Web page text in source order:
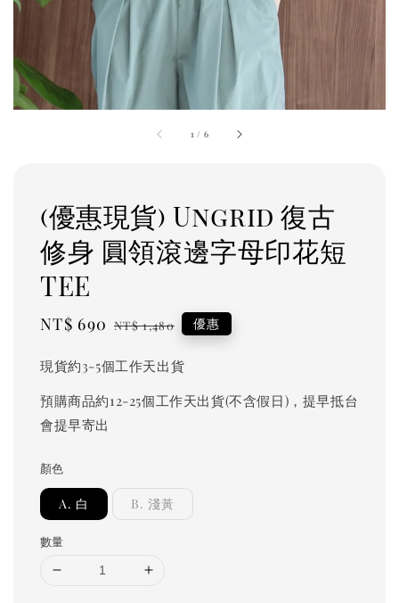
1 / 6
(優惠現貨) Ungrid 復古
修身 圓領滾邊字母印花短
TEE
Sale
NT$ 690 Regular
NT$ 1,480 優惠
現貨約3-5個工作天出貨
預購商品約12-25個工作天出貨(不含假日)，提早抵台
會提早寄出
顏色
A. 白 B. 淺黃
數量